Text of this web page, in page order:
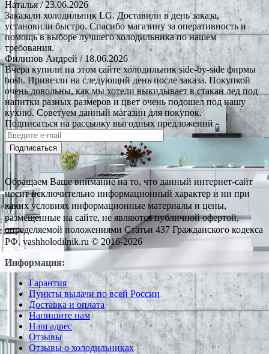
Наталья/ 23.06.2026
Заказали холодильник LG. Доставили в день заказа,
установили быстро. Спасибо магазину за оперативность и
помощь в выборе лучшего холодильника по нашем
требования.
Филипов Андрей/ 18.06.2026
Вчера купили на этом сайте холодильник side-by-side фирмы
bosh. Привезли на следующий день после заказа. Покупкой
очень довольны, как мы хотели выкидывает в стакан лед под
напитки разных размеров и цвет очень подошел под нашу
кухню. Советуем данный магазин для покупок.
Подписаться на рассылку выгодных предложений
Подписаться
Обращаем Ваше внимание на то, что данный интернет-сайт
носит исключительно информационный характер и ни при
каких условиях информационные материалы и цены,
размещенные на сайте, не являются публичной офертой,
определяемой положениями Статьи 437 Гражданского кодекса
РФ. vashholodilnik.ru © 2016-2026
Информация:
Гарантия
Пункты выдачи по всей России
Доставка и оплата
Напишите нам
Наш адрес
Отзывы
Отзывы о холодильниках